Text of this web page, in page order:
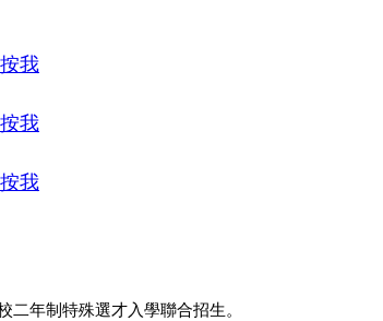
我
我
我
二年制特殊選才入學聯合招生。